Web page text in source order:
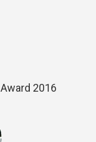
2016